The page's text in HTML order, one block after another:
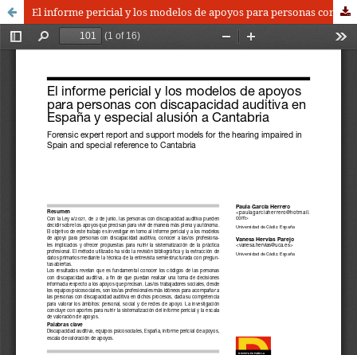
El informe pericial y los modelos de apoyos para personas con discapacidad auditiva en España y especial alusión a Cantabria